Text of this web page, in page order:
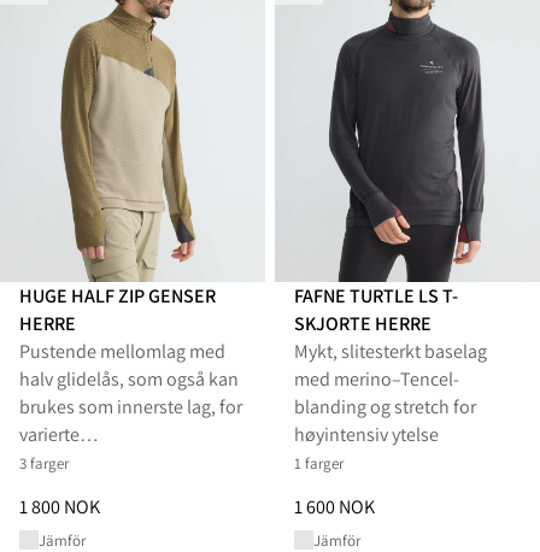
HUGE HALF ZIP GENSER
HERRE
Pustende mellomlag med
halv glidelås, som også kan
brukes som innerste lag, for
varierte…
3 farger
Pris:1 800 NOK, redusert fra 1 800 NOK
1 800 NOK
Jämför
FAFNE TURTLE LS T-
SKJORTE HERRE
Mykt, slitesterkt baselag
med merino–Tencel-
blanding og stretch for
høyintensiv ytelse
1 farger
Pris:1 600 NOK, redusert fra 1
1 600 NOK
Jämför